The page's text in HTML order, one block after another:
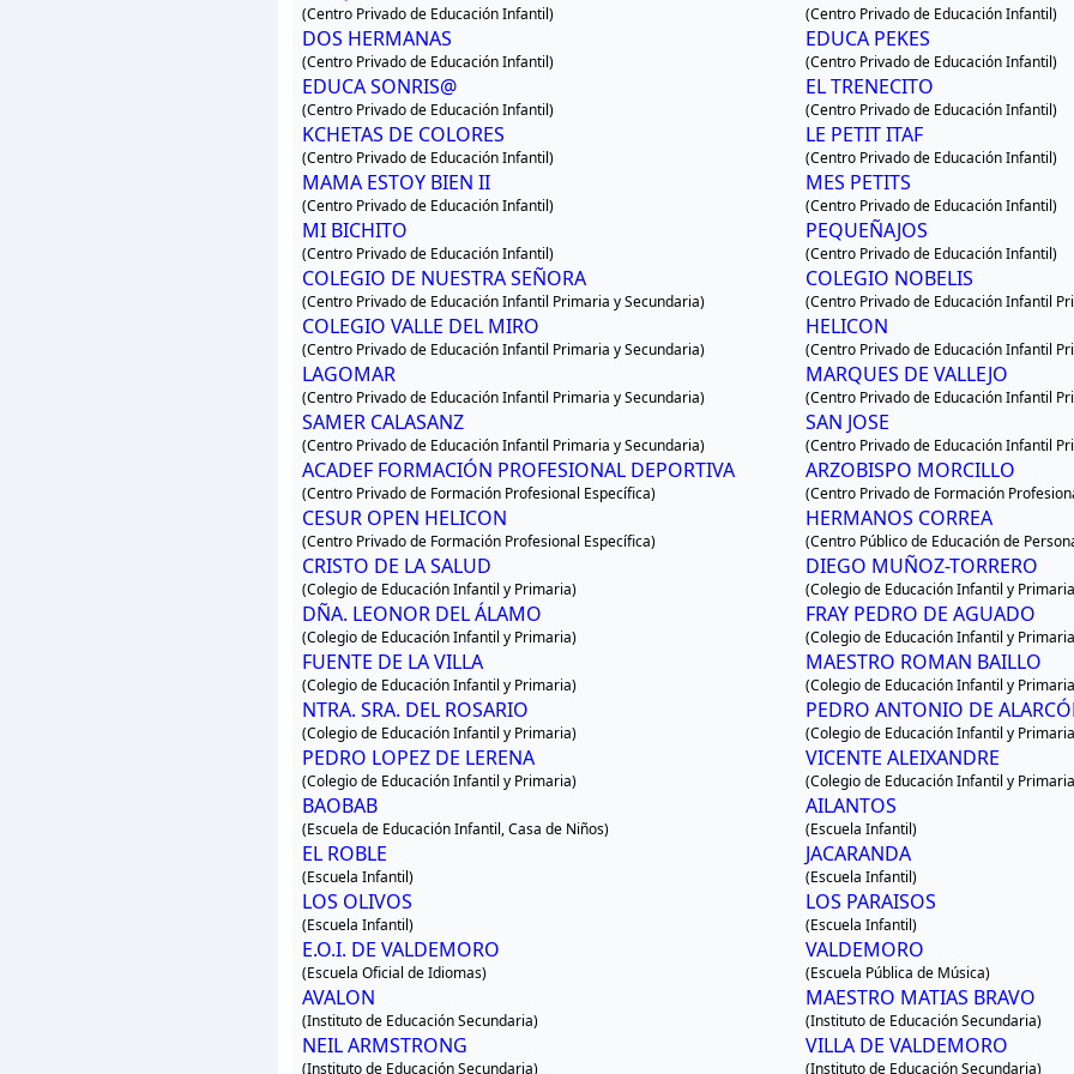
(Centro Privado de Educación Infantil) (Centro Privado de Educación Infantil)
DOS HERMANAS
(Centro Privado de Educación Infantil)
EDUCA PEKES
(Centro Privado de Educación Infantil)
EDUCA SONRIS@
(Centro Privado de Educación Infantil)
EL TRENECITO
(Centro Privado de Educación Infantil)
KCHETAS DE COLORES
(Centro Privado de Educación Infantil)
LE PETIT ITAF
(Centro Privado de Educación Infantil)
MAMA ESTOY BIEN II
(Centro Privado de Educación Infantil)
MES PETITS
(Centro Privado de Educación Infantil)
MI BICHITO
(Centro Privado de Educación Infantil)
PEQUEÑAJOS
(Centro Privado de Educación Infantil)
COLEGIO DE NUESTRA SEÑORA
(Centro Privado de Educación Infantil Primaria y Secundaria)
COLEGIO NOBELIS
(Centro Privado de Educación Infantil
COLEGIO VALLE DEL MIRO
(Centro Privado de Educación Infantil Primaria y Secundaria)
HELICON
(Centro Privado de Educación Infantil
LAGOMAR
(Centro Privado de Educación Infantil Primaria y Secundaria)
MARQUES DE VALLEJO
(Centro Privado de Educación Infantil
SAMER CALASANZ
(Centro Privado de Educación Infantil Primaria y Secundaria)
SAN JOSE
(Centro Privado de Educación Infantil
ACADEF FORMACIÓN PROFESIONAL DEPORTIVA
(Centro Privado de Formación Profesional Específica)
ARZOBISPO MORCILLO
(Centro Privado de Formación
CESUR OPEN HELICON
(Centro Privado de Formación Profesional Específica)
HERMANOS CORREA
(Centro Público de Educación de
CRISTO DE LA SALUD
(Colegio de Educación Infantil y Primaria)
DIEGO MUÑOZ-TORRERO
(Colegio de Educación Infantil y
DÑA. LEONOR DEL ÁLAMO
(Colegio de Educación Infantil y Primaria)
FRAY PEDRO DE AGUADO
(Colegio de Educación Infantil y
FUENTE DE LA VILLA
(Colegio de Educación Infantil y Primaria)
MAESTRO ROMAN BAILLO
(Colegio de Educación Infantil y
NTRA. SRA. DEL ROSARIO
(Colegio de Educación Infantil y Primaria)
PEDRO ANTONIO DE
(Colegio de Educación Infantil y
PEDRO LOPEZ DE LERENA
(Colegio de Educación Infantil y Primaria)
VICENTE ALEIXANDRE
(Colegio de Educación Infantil y
BAOBAB
(Escuela de Educación Infantil, Casa de Niños)
AILANTOS
(Escuela Infantil)
EL ROBLE
(Escuela Infantil)
JACARANDA
(Escuela Infantil)
LOS OLIVOS
(Escuela Infantil)
LOS PARAISOS
(Escuela Infantil)
E.O.I. DE VALDEMORO
(Escuela Oficial de Idiomas)
VALDEMORO
(Escuela Pública de Música)
AVALON
(Instituto de Educación Secundaria)
MAESTRO MATIAS BRAVO
(Instituto de Educación Secundaria)
NEIL ARMSTRONG
(Instituto de Educación Secundaria)
VILLA DE VALDEMORO
(Instituto de Educación Secundaria)